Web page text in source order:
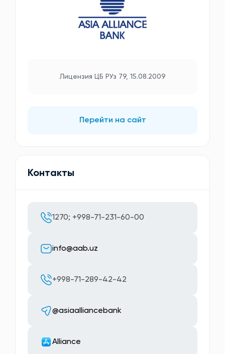
Лицензия ЦБ РУз 79, 15.08.2009
Перейти на сайт
Контакты
1270; +998-71-231-60-00
info@aab.uz
+998-71-289-42-42
@asiaalliancebank
Alliance